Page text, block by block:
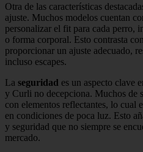
Otra de las características
ajuste. Muchos modelos cuentan
personalizar el fit para cada perro,
o forma corporal. Esto contrasta
proporcionar un ajuste adecuado,
incluso escapes.
La seguridad es un aspecto clave
y Curli no decepciona. Muchos de
con elementos reflectantes, lo cual
en condiciones de poca luz. Esto
y seguridad que no siempre se
mercado.